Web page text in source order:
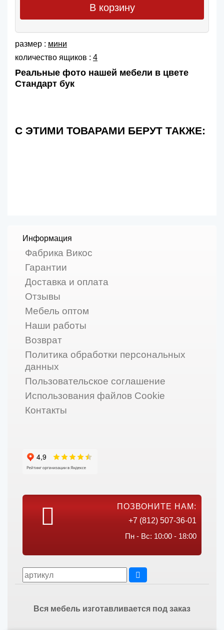
В корзину
размер : мини
количество ящиков : 4
Реальные фото нашей мебели в цвете
Стандарт бук
С ЭТИМИ ТОВАРАМИ БЕРУТ ТАКЖЕ:
Информация
Фабрика Викос
Гарантии
Доставка и оплата
Отзывы
Мебель оптом
Наши работы
Возврат
Политика обработки персональных
данных
Пользовательское соглашение
Использования файлов Cookie
Контакты
ПОЗВОНИТЕ НАМ:
+7 (812) 507-36-01
Пн - Вс: 10:00 - 18:00
Вся мебель изготавливается под заказ